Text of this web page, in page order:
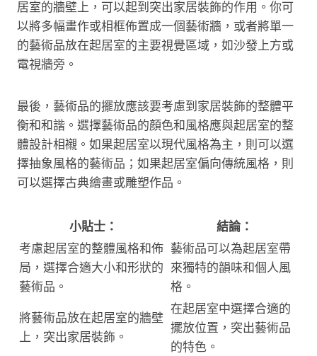
居室的牆壁上，可以起到突出家居裝飾的作用。你可
以將多幅畫作或相框佈置成一個藝術牆，或者將單一
的藝術品放在起居室的主要視覺區域，如沙發上方或
電視牆旁。
最後，藝術品的擺放應該要考慮到家居裝飾的整體平
衡和和諧。選擇藝術品的顏色和風格應與起居室的整
體設計相襯。如果起居室以現代風格為主，則可以選
擇抽象風格的藝術品；如果起居室偏向傳統風格，則
可以選擇古典繪畫或雕塑作品。
小貼士：
結論：
考慮起居室的整體風格和佈
局，選擇合適大小和形狀的
藝術品。
藝術品可以為起居室帶
來獨特的韻味和個人風
格。
將藝術品放在起居室的牆壁
上，突出家居裝飾。
在起居室中選擇合適的
擺放位置，突出藝術品
的特色。